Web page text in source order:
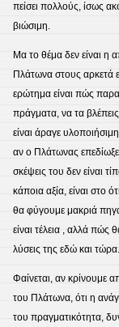
πείσει πολλούς, ίσως
βιώσιμη.
Μα το θέμα δεν είναι η
Πλάτωνα στους αρκετά
ερώτημα είναι πώς
πράγματα, να τα
είναι άραγε
αν ο Πλάτωνας επεδίωξε
σκέψεις του δεν είναι
κάποια αξία, είναι στο
θα φύγουμε μακριά
είναι τέλεια , αλλά πώς
λύσεις της εδώ και τώρα.
Φαίνεται, αν κρίνουμε
του Πλάτωνα, ότι η
του πραγματικότητα,